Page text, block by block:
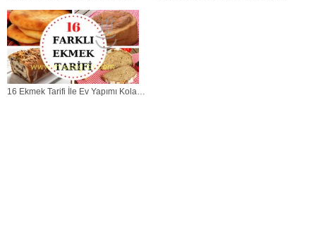
16 Ekmek Tarifi İle Ev Yapımı Kolay